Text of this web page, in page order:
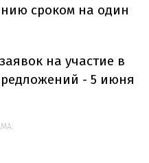
сроком на один
на участие в
- 5 июня